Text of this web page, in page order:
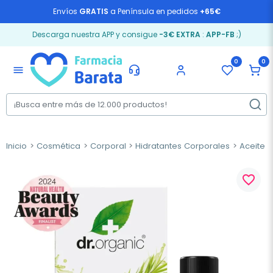
Envíos GRATIS a Península en pedidos +65€
Descarga nuestra APP y consigue -3€ EXTRA: APP-FB ;)
menu
0 0
Inicio Cosmética Corporal Hidratantes Corporales Aceite
favorite_border